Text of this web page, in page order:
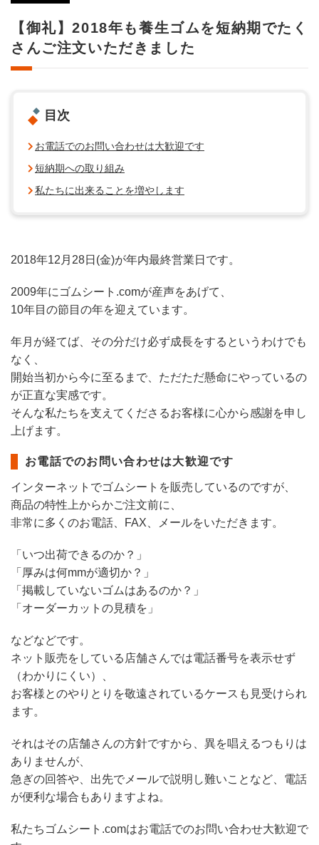
【御礼】2018年も養生ゴムを短納期でたく
さんご注文いただきました
目次
お電話でのお問い合わせは大歓迎です
短納期への取り組み
私たちに出来ることを増やします
2018年12月28日(金)が年内最終営業日です。
2009年にゴムシート.comが産声をあげて、
10年目の節目の年を迎えています。
年月が経てば、その分だけ必ず成長をするというわけでも
なく、
開始当初から今に至るまで、ただただ懸命にやっているの
が正直な実感です。
そんな私たちを支えてくださるお客様に心から感謝を申し
上げます。
お電話でのお問い合わせは大歓迎です
インターネットでゴムシートを販売しているのですが、
商品の特性上からかご注文前に、
非常に多くのお電話、FAX、メールをいただきます。
「いつ出荷できるのか？」
「厚みは何mmが適切か？」
「掲載していないゴムはあるのか？」
「オーダーカットの見積を」
などなどです。
ネット販売をしている店舗さんでは電話番号を表示せず
（わかりにくい）、
お客様とのやりとりを敬遠されているケースも見受けられ
ます。
それはその店舗さんの方針ですから、異を唱えるつもりは
ありませんが、
急ぎの回答や、出先でメールで説明し難いことなど、電話
が便利な場合もありますよね。
私たちゴムシート.comはお電話でのお問い合わせ大歓迎で